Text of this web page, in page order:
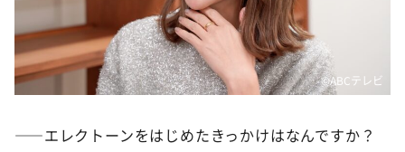
ザキ山小屋本館
ぺこぱのまるスポ
アナ回覧板
©️ABCテレビ
――エレクトーンをはじめたきっかけはなんですか？